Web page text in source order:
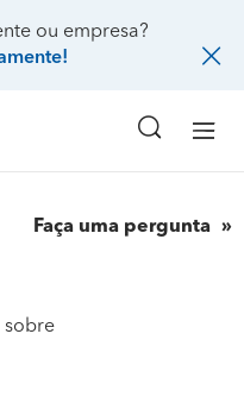
ou empresa?
Faça uma pergunta
sobre